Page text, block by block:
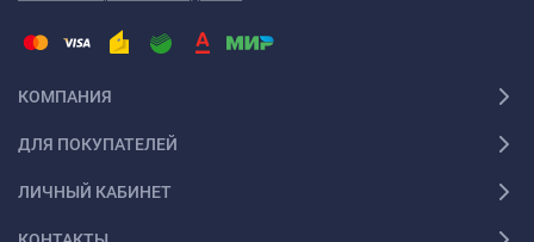
КОМПАНИЯ
ДЛЯ ПОКУПАТЕЛЕЙ
ЛИЧНЫЙ КАБИНЕТ